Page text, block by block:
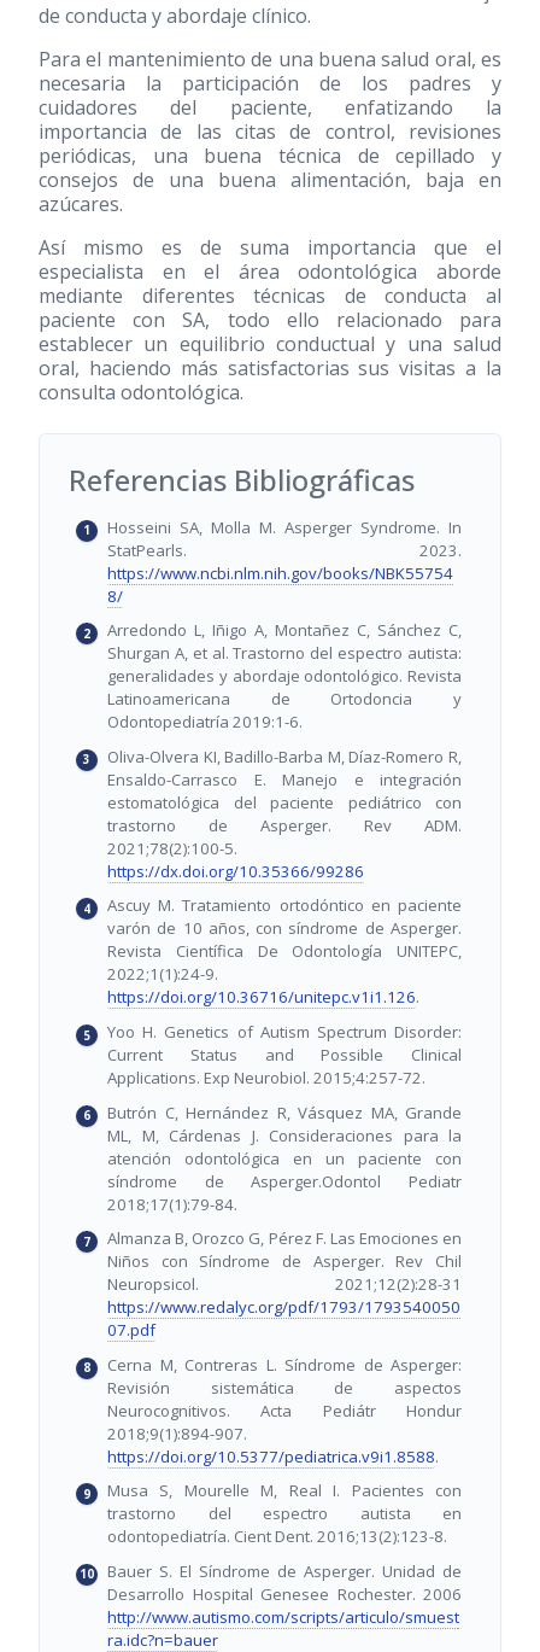
de conducta y abordaje clínico.
Para el mantenimiento de una buena salud oral, es
necesaria la participación de los padres y
cuidadores del paciente, enfatizando la
importancia de las citas de control, revisiones
periódicas, una buena técnica de cepillado y
consejos de una buena alimentación, baja en
azúcares.
Así mismo es de suma importancia que el
especialista en el área odontológica aborde
mediante diferentes técnicas de conducta al
paciente con SA, todo ello relacionado para
establecer un equilibrio conductual y una salud
oral, haciendo más satisfactorias sus visitas a la
consulta odontológica.
Referencias Bibliográficas
Hosseini SA, Molla M. Asperger Syndrome. In
StatPearls. 2023.
https://www.ncbi.nlm.nih.gov/books/NBK55754
8/
Arredondo L, Iñigo A, Montañez C, Sánchez C,
Shurgan A, et al. Trastorno del espectro autista:
generalidades y abordaje odontológico. Revista
Latinoamericana de Ortodoncia y
Odontopediatría 2019:1-6.
Oliva-Olvera KI, Badillo-Barba M, Díaz-Romero R,
Ensaldo-Carrasco E. Manejo e integración
estomatológica del paciente pediátrico con
trastorno de Asperger. Rev ADM.
2021;78(2):100-5.
https://dx.doi.org/10.35366/99286
Ascuy M. Tratamiento ortodóntico en paciente
varón de 10 años, con síndrome de Asperger.
Revista Científica De Odontología UNITEPC,
2022;1(1):24-9.
https://doi.org/10.36716/unitepc.v1i1.126.
Yoo H. Genetics of Autism Spectrum Disorder:
Current Status and Possible Clinical
Applications. Exp Neurobiol. 2015;4:257-72.
Butrón C, Hernández R, Vásquez MA, Grande
ML, M, Cárdenas J. Consideraciones para la
atención odontológica en un paciente con
síndrome de Asperger.Odontol Pediatr
2018;17(1):79-84.
Almanza B, Orozco G, Pérez F. Las Emociones en
Niños con Síndrome de Asperger. Rev Chil
Neuropsicol. 2021;12(2):28-31
https://www.redalyc.org/pdf/1793/1793540050
07.pdf
Cerna M, Contreras L. Síndrome de Asperger:
Revisión sistemática de aspectos
Neurocognitivos. Acta Pediátr Hondur
2018;9(1):894-907.
https://doi.org/10.5377/pediatrica.v9i1.8588.
Musa S, Mourelle M, Real I. Pacientes con
trastorno del espectro autista en
odontopediatría. Cient Dent. 2016;13(2):123-8.
Bauer S. El Síndrome de Asperger. Unidad de
Desarrollo Hospital Genesee Rochester. 2006
http://www.autismo.com/scripts/articulo/smuest
ra.idc?n=bauer